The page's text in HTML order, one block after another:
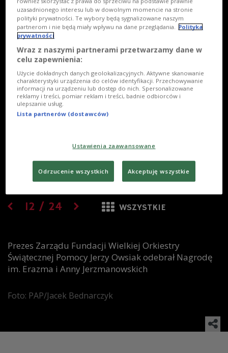
12 / 24 WSZYSTKIE
Prezes Zarządu Fundacji Wielkiej Orkiestry
Świątecznej Pomocy Jerzy Owsiak odebrał Nagrodę
im. Erazma i Anny Jerzmanowskich
Foto: PAP/Jacek Bednarczyk
uzasadnionego interesu lub w dowolnym momencie na stronie
polityki prywatności. Te wybory będą sygnalizowane naszym
partnerom i nie będą miały wpływu na dane przeglądania.
Polityka
prywatności
Wraz z naszymi partnerami przetwarzamy dane w
celu zapewnienia:
Użycie dokładnych danych geolokalizacyjnych. Aktywne skanowanie
charakterystyki urządzenia do celów identyfikacji. Przechowywanie
informacji na urządzeniu lub dostęp do nich. Spersonalizowane
reklamy i treści, pomiar reklam i treści, badnie odbiorców i
ulepszanie usług.
Lista partnerów (dostawców)
Ustawienia zaawansowane
Odrzucenie wszystkich Akceptuję wszystkie